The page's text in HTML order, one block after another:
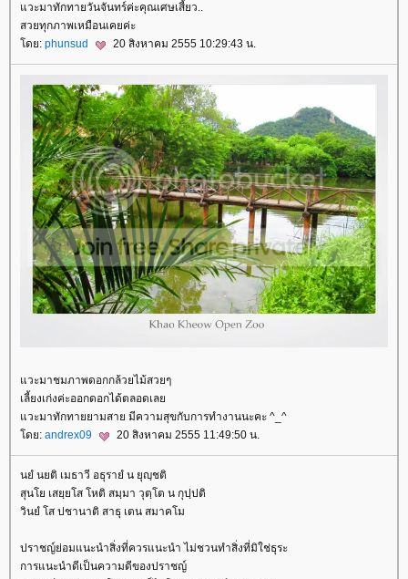
วะมาทักทายวันจันทร์ค่ะคุณเศษเสี้ยว..
สวยทุกภาพเหมือนเคยค่ะ
ดย: phunsud 20 สิงหาคม 2555 10:29:43 น.
วะมาชมภาพดอกกล้วยไม้สวยๆ
เลี้ยงเก่งค่ะออกดอกได้ตลอดเล
วะมาทักทายยามสาย มีความสุขกับการทำงานนะคะ ^_^
ดย: andrex09 20 สิงหาคม 2555 11:49:50 น.
นยํ นยติ เมธาวี อธุรายํ น ยุญฺชติ
สุนโย เสยฺยโส โหติ สมฺมา วุตฺโต น กุปฺปติ
วินยํ โส ปชานาติ สาธุ เตน สมาคโม
ปราชญ์ย่อมแนะนำสิ่งที่ควรแนะนำ ไม่ชวนทำสิ่งที่มิใช่ธุระ
การแนะนำดีเป็นความดีของปราชญ์